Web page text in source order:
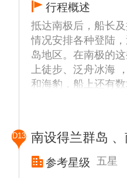
均相距不远，成为
人文风景线。
艾秋岛 (Aitcho
Aitcho岛位于格林威
一般也是南极行的
成群的帽带企鹅、
还能看到晒太阳的
期观察和估算，南
只，占世界企鹅总
行程概述
抵达南极后，船长
情况安排各种登陆
岛地区。在南极的
上徒步、泛舟冰海
和海豹，船上还有
讲座。 行程安排以
件具备并符合国际
择性的登陆或者巡
能地区预定前往地点
D13 南设得兰群岛 、
参考星级 五星